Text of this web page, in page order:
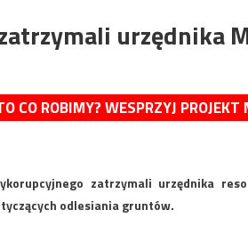
urzędnika
CO ROBIMY? WESPRZYJ
zatrzymali urzędnika
odlesiania gruntów.